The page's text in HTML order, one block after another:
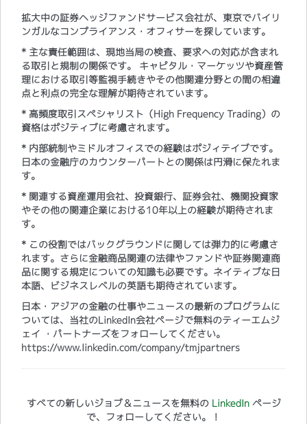
拡大中の証券ヘッジファンドサービス会社が、東京でバイリ
ンガルなコンプライアンス・オフィサーを探しています。
* 主な責任範囲は、現地当局の検査、要求への対応が含まれ
る取引と規制の関係です。 キャピタル・マーケッツや資産管
理における取引等監視手続きやその他関連分野との間の相違
点と利点の完全な理解が期待されています。
* 高頻度取引スペシャリスト（High Frequency Trading）の
資格はポジティブに考慮されます。
* 内部統制やミドルオフィスでの経験はポジィテイブです。
日本の金融庁のカウンターパートとの関係は円滑に保たれま
す。
* 関連する資産運用会社、投資銀行、証券会社、機関投資家
やその他の関連企業における10年以上の経験が期待されま
す。
* この役割ではバックグラウンドに関しては弾力的に考慮さ
れます。さらに金融商品関連の法律やファンドや証券関連商
品に関する規定についての知識も必要です。ネイティブな日
本語、ビジネスレベルの英語も期待されています。
日本・アジアの金融の仕事やニュースの最新のプログラムに
ついては、当社のLinkedIn会社ページで無料のティーエムジ
ェイ ・パートナーズをフォローしてください。
https://www.linkedin.com/company/tmjpartners
すべての新しいジョブ＆ニュースを無料の LinkedInページ
で、フォローしてください。！